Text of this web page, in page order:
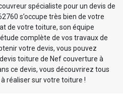
spécialiste pour un devis de
s’occupe très bien de votre
de votre toiture, son équipe
complète de vos travaux de
votre devis, vous pouvez
toiture de Nef couverture à
ce devis, vous découvrirez tous
réaliser sur votre toiture !